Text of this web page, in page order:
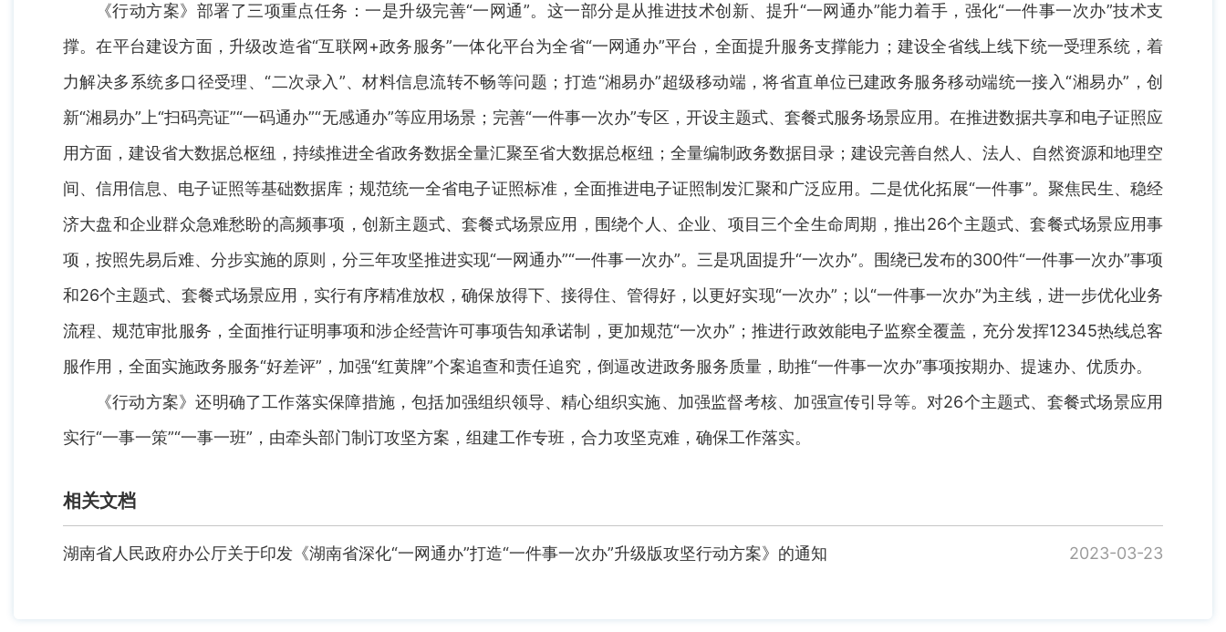
《行动方案》部署了三项重点任务：一是升级完善“一网通”。这一部分是从推进技术创新、提升“一网通办”能力着手，强化“一件事一次办”技术支
撑。在平台建设方面，升级改造省“互联网+政务服务”一体化平台为全省“一网通办”平台，全面提升服务支撑能力；建设全省线上线下统一受理系统，着
力解决多系统多口径受理、“二次录入”、材料信息流转不畅等问题；打造“湘易办”超级移动端，将省直单位已建政务服务移动端统一接入“湘易办”，创
新“湘易办”上“扫码亮证”“一码通办”“无感通办”等应用场景；完善“一件事一次办”专区，开设主题式、套餐式服务场景应用。在推进数据共享和电子证照应
用方面，建设省大数据总枢纽，持续推进全省政务数据全量汇聚至省大数据总枢纽；全量编制政务数据目录；建设完善自然人、法人、自然资源和地理空
间、信用信息、电子证照等基础数据库；规范统一全省电子证照标准，全面推进电子证照制发汇聚和广泛应用。二是优化拓展“一件事”。聚焦民生、稳经
济大盘和企业群众急难愁盼的高频事项，创新主题式、套餐式场景应用，围绕个人、企业、项目三个全生命周期，推出26个主题式、套餐式场景应用事
项，按照先易后难、分步实施的原则，分三年攻坚推进实现“一网通办”“一件事一次办”。三是巩固提升“一次办”。围绕已发布的300件“一件事一次办”事项
和26个主题式、套餐式场景应用，实行有序精准放权，确保放得下、接得住、管得好，以更好实现“一次办”；以“一件事一次办”为主线，进一步优化业务
流程、规范审批服务，全面推行证明事项和涉企经营许可事项告知承诺制，更加规范“一次办”；推进行政效能电子监察全覆盖，充分发挥12345热线总客
服作用，全面实施政务服务“好差评”，加强“红黄牌”个案追查和责任追究，倒逼改进政务服务质量，助推“一件事一次办”事项按期办、提速办、优质办。
《行动方案》还明确了工作落实保障措施，包括加强组织领导、精心组织实施、加强监督考核、加强宣传引导等。对26个主题式、套餐式场景应用
实行“一事一策”“一事一班”，由牵头部门制订攻坚方案，组建工作专班，合力攻坚克难，确保工作落实。
相关文档
湖南省人民政府办公厅关于印发《湖南省深化“一网通办”打造“一件事一次办”升级版攻坚行动方案》的通知 2023-03-23